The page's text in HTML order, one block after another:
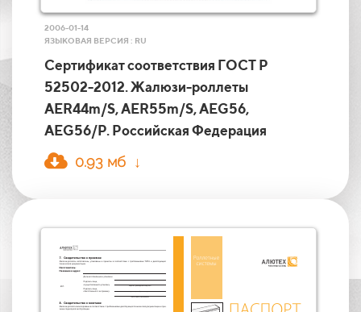
2006-01-14
ЯЗЫКОВАЯ ВЕРСИЯ : RU
Сертификат соответствия ГОСТ Р
52502-2012. Жалюзи-роллеты
AER44m/S, AER55m/S, AEG56,
AEG56/P. Российская Федерация
0.93 мб ↓